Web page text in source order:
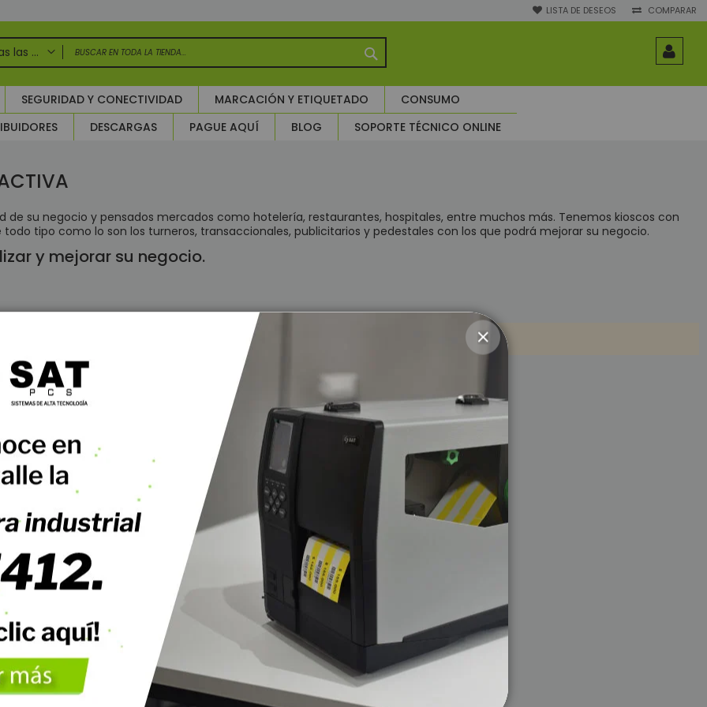
LISTA DE DESEOS COMPARAR
Todas las categorias
LAS CATEGORIAS
Electrónica
Control de Acceso
cerrado de televisión - Grabadores (CCTV)
Grabadores Análogo - Penta hibrido HD
Grabadores IP - NVR
y Automatización
de Energía
de voltaje
de respaldo
PVC para Carnetización
Adhesivas
Textiles
de papel
o Cintas
de Limpieza
Móviles
Portátiles
SEGURIDAD Y CONECTIVIDAD MARCACIÓN Y ETIQUETADO
CONSUMO
DESCARGAS PAGUE AQUÍ BLOG SOPORTE TÉCNICO ONLINE
de su negocio y pensados mercados como hotelería, restaurantes, hospitales, entre muchos más. Tenemos kioscos con
tipo como lo son los turneros, transaccionales, publicitarios y pedestales con los que podrá mejorar su negocio.
y mejorar su negocio.
encontrar productos que coincida con la selección. CLOSE